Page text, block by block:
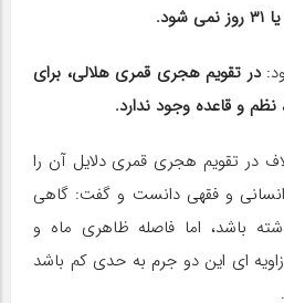
در تقویم هجری قمری هلالی، برای
در تقویم هجری قمری دلایل آن را
و فقهی دانست و گفت: گاهی
باشد، اما فاصله ظاهری ماه و
ای این دو جرم به حدی کم باشد